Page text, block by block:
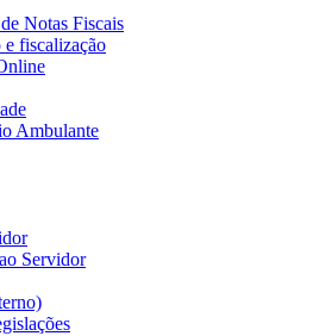
Notas Fiscais
fiscalização
Ambulante
Servidor